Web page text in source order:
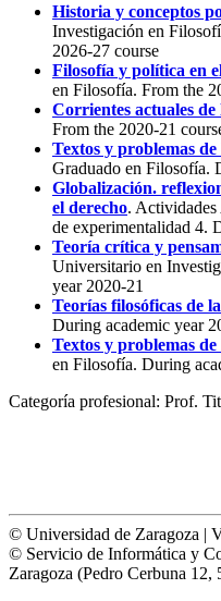
Historia y conceptos
Investigación en
2026-27 course
Filosofía y política en
en Filosofía. From the
Corrientes actuales
From the 2020-21
Textos y problemas
Graduado en Filosofía.
Globalización.
el derecho. Actividades
de experimentalidad 4.
Teoría crítica y
Universitario en
year 2020-21
Teorías filosóficas de
During academic year
Textos y problemas
en Filosofía. During
Categoría profesional: Prof.
© Universidad de Zaragoza |
© Servicio de Informática y
Zaragoza (Pedro Cerbuna